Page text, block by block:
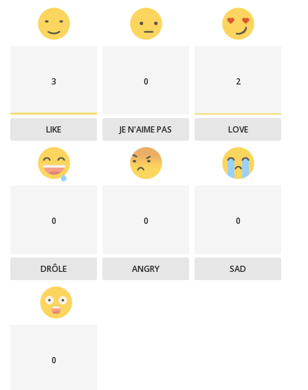
3
LIKE
0
JE N'AIME PAS
2
LOVE
0
DRÔLE
0
ANGRY
0
SAD
0